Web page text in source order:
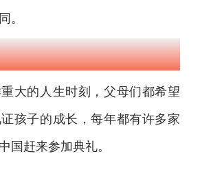
。
大的人生时刻，父母们都希望
孩子的成长，每年都有许多家
国赶来参加典礼。